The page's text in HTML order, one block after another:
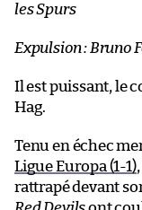
les Spurs
Expulsion : Bruno
Il est puissant, le
Hag.
Tenu en échec
Ligue Europa (1-1),
rattrapé devant